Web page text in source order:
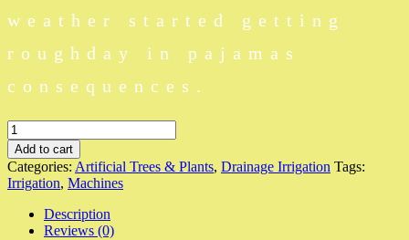
weather started getting
roughday in pajamas
consequences.
Gardern
Hose
quantity
Add to cart
Categories: Artificial Trees & Plants, Drainage Irrigation Tags:
Irrigation, Machines
Description
Reviews (0)